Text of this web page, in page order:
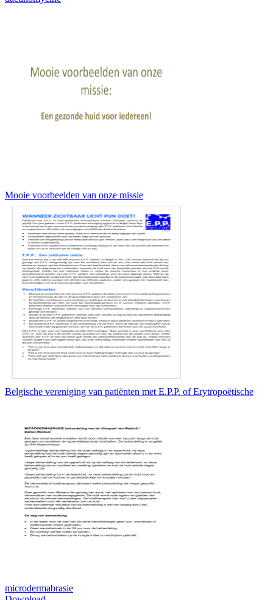
Mooie voorbeelden van onze missie
Belgische vereniging van patiënten met E.P.P. of Erytropoëtische
microdermabrasie